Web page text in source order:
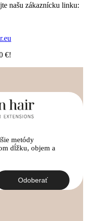
našu zákaznícku linku:
€!
metódy
dĺžku, objem a